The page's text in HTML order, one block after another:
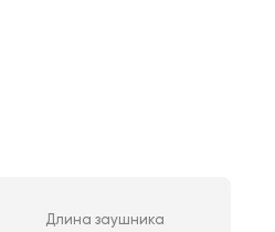
Длина заушника